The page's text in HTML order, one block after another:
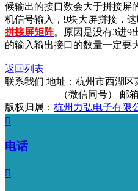
候输出的接口数会大于拼接屏
机信号输入，9块大屏拼接，
拼接屏矩阵。原因是没有3进9
的输入输出接口的数量一定要
返回列表
联系我们 地址：杭州市西湖区
（微信同号）
邮
版权归属： 杭州力弘电子有限

电话
